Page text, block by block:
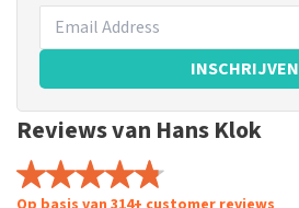
INSCHRIJVEN
Reviews van Hans Klok